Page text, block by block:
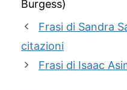
Burgess)
Frasi di Sandra
citazioni
Frasi di Isaac